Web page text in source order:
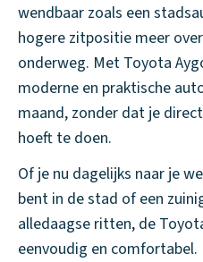
wendbaar zoals een
hogere zitpositie meer
onderweg. Met Toyota
moderne en praktische
maand, zonder dat je
hoeft te doen.
Of je nu dagelijks naar je
bent in de stad of een
alledaagse ritten, de
eenvoudig en